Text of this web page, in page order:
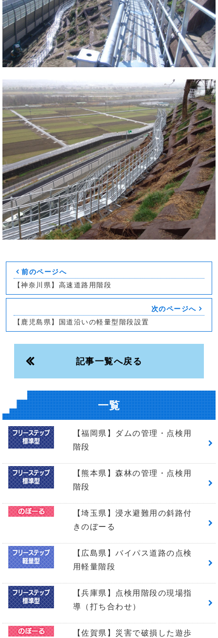
前のページへ
【神奈川県】高速道路用階段
次のページへ
【鹿児島県】国道沿いの軽量型階段設置
記事一覧へ戻る
一覧
【福岡県】ダムの管理・点検用
階段
【熊本県】森林の管理・点検用
階段
【埼玉県】浸水避難用の斜路付
きのぼーる
【広島県】バイパス道路の点検
用軽量階段
【兵庫県】点検用階段の現場指
導（打ち合わせ）
【佐賀県】災害で破損した遊歩